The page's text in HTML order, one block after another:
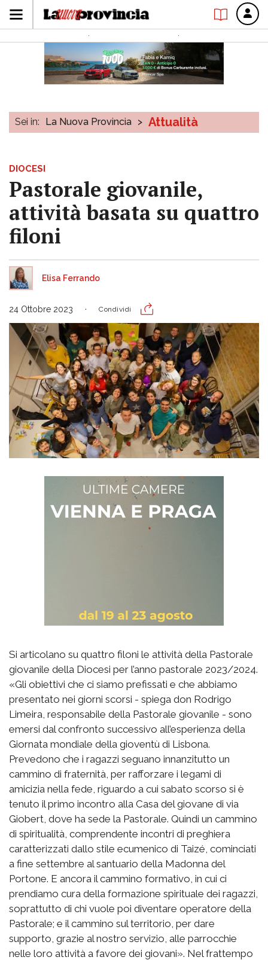
Sei in: La Nuova Provincia > Attualità
DIOCESI
Pastorale giovanile,
attività basata su quattro
filoni
Elisa Ferrando
24 Ottobre 2023 Condividi
Si articolano su quattro filoni le attività della Pastorale
giovanile della Diocesi per l’anno pastorale 2023/2024.
«Gli obiettivi che ci siamo prefissati e che abbiamo
presentato nei giorni scorsi - spiega don Rodrigo
Limeira, responsabile della Pastorale giovanile - sono
emersi dal confronto successivo all’esperienza della
Giornata mondiale della gioventù di Lisbona.
Prevedono che i ragazzi seguano innanzitutto un
cammino di fraternità, per rafforzare i legami di
amicizia nella fede, riguardo a cui sabato scorso si è
tenuto il primo incontro alla Casa del giovane di via
Giobert, dove ha sede la Pastorale. Quindi un cammino
di spiritualità, comprendente incontri di preghiera
caratterizzati dallo stile ecumenico di Taizé, cominciati
a fine settembre al santuario della Madonna del
Portone. E ancora il cammino formativo, in cui ci
prendiamo cura della formazione spirituale dei ragazzi,
soprattutto di chi vuole poi diventare operatore della
Pastorale; e il cammino sul territorio, per dare
supporto, grazie al nostro servizio, alle parrocchie
nelle loro attività a favore dei giovani». Nel frattempo